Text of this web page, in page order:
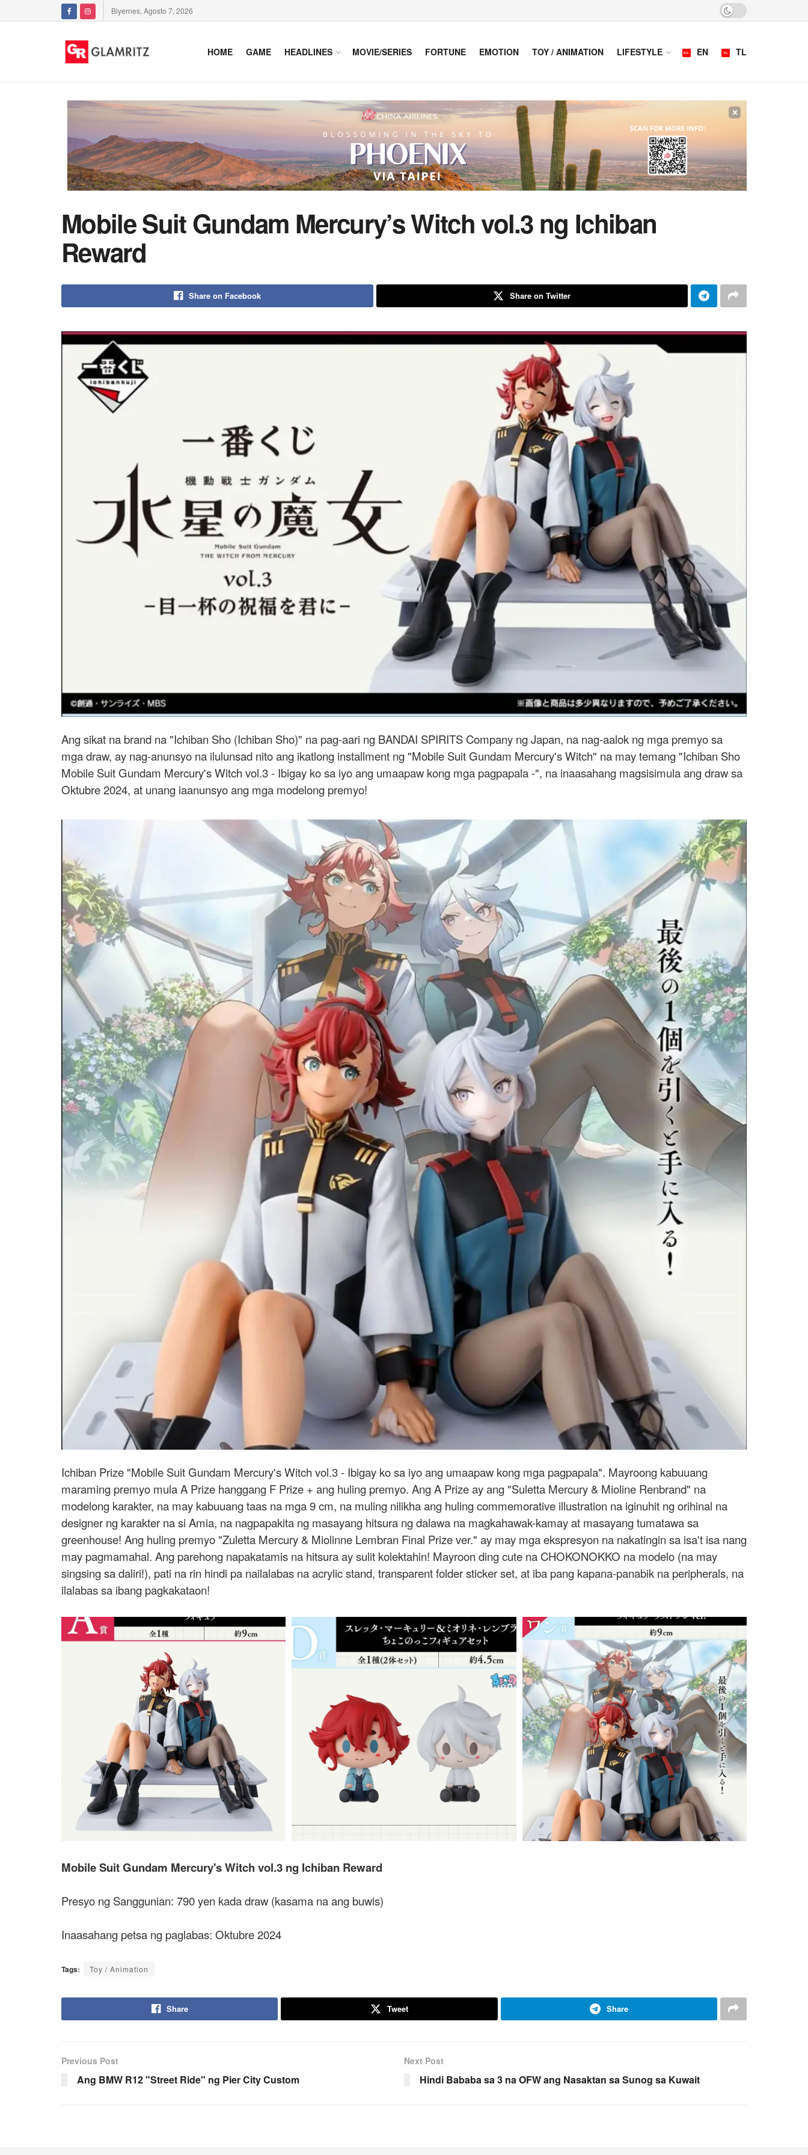
Biyernes, Agosto 7, 2026
HOME GAME HEADLINES MOVIE/SERIES FORTUNE EMOTION TOY / ANIMATION LIFESTYLE EN TL
×
Mobile Suit Gundam Mercury’s Witch vol.3 ng Ichiban
Reward
Share on Facebook Share on Twitter
Ang sikat na brand na "Ichiban Sho (Ichiban Sho)" na pag-aari ng BANDAI SPIRITS Company ng Japan, na nag-aalok ng mga premyo sa
mga draw, ay nag-anunsyo na ilulunsad nito ang ikatlong installment ng "Mobile Suit Gundam Mercury's Witch" na may temang "Ichiban Sho
Mobile Suit Gundam Mercury's Witch vol.3 - Ibigay ko sa iyo ang umaapaw kong mga pagpapala -", na inaasahang magsisimula ang draw sa
Oktubre 2024, at unang iaanunsyo ang mga modelong premyo!
Ichiban Prize "Mobile Suit Gundam Mercury's Witch vol.3 - Ibigay ko sa iyo ang umaapaw kong mga pagpapala". Mayroong kabuuang
maraming premyo mula A Prize hanggang F Prize + ang huling premyo. Ang A Prize ay ang "Suletta Mercury & Mioline Renbrand" na
modelong karakter, na may kabuuang taas na mga 9 cm, na muling nilikha ang huling commemorative illustration na iginuhit ng orihinal na
designer ng karakter na si Amia, na nagpapakita ng masayang hitsura ng dalawa na magkahawak-kamay at masayang tumatawa sa
greenhouse! Ang huling premyo "Zuletta Mercury & Miolinne Lembran Final Prize ver." ay may mga ekspresyon na nakatingin sa isa't isa nang
may pagmamahal. Ang parehong napakatamis na hitsura ay sulit kolektahin! Mayroon ding cute na CHOKONOKKO na modelo (na may
singsing sa daliri!), pati na rin hindi pa nailalabas na acrylic stand, transparent folder sticker set, at iba pang kapana-panabik na peripherals, na
ilalabas sa ibang pagkakataon!
Mobile Suit Gundam Mercury's Witch vol.3 ng Ichiban Reward
Presyo ng Sanggunian: 790 yen kada draw (kasama na ang buwis)
Inaasahang petsa ng paglabas: Oktubre 2024
Tags: Toy / Animation
Share Tweet Share
Previous Post
Ang BMW R12 "Street Ride" ng Pier City Custom
Next Post
Hindi Bababa sa 3 na OFW ang Nasaktan sa Sunog sa Kuwait